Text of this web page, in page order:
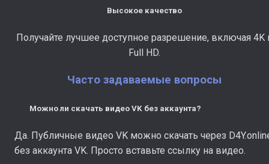
Высокое качество
Получайте лучшее доступное разрешение, включая 4K
Full HD.
Часто задаваемые вопросы
Можно ли скачать видео VK без аккаунта?
Да. Публичные видео VK можно скачать через
без аккаунта VK. Просто вставьте ссылку на видео.